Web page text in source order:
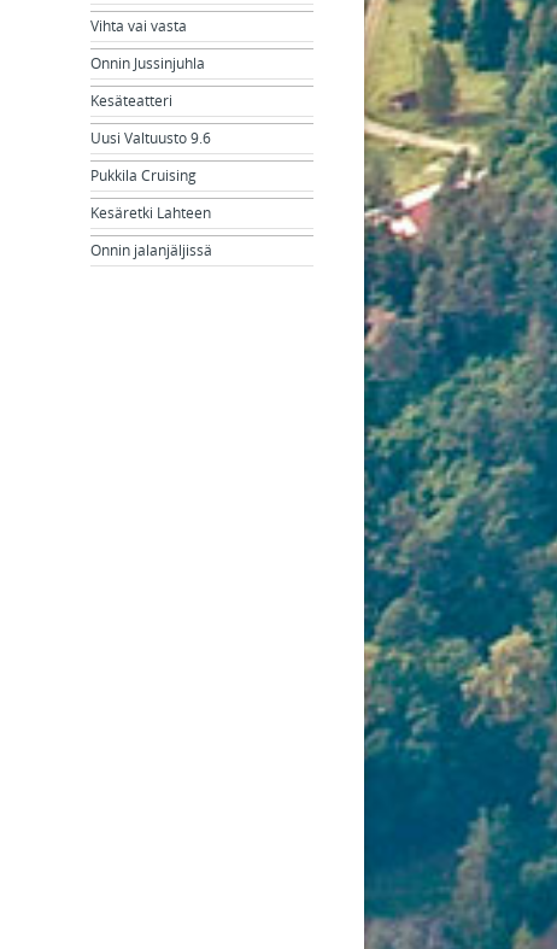
Vihta vai vasta
Onnin Jussinjuhla
Kesäteatteri
Uusi Valtuusto 9.6
Pukkila Cruising
Kesäretki Lahteen
Onnin jalanjäljissä